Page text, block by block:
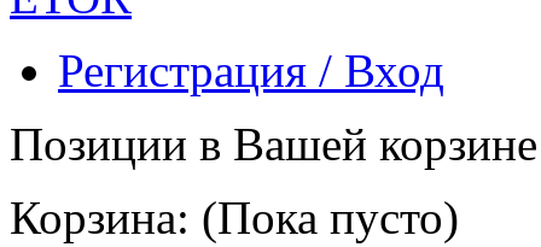
Регистрация / Вход
Позиции в Вашей
Корзина: (Пока пусто)